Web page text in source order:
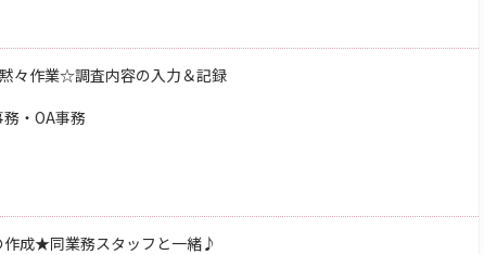
々作業☆調査内容の入力＆記録
・OA事務
成★同業務スタッフと一緒♪